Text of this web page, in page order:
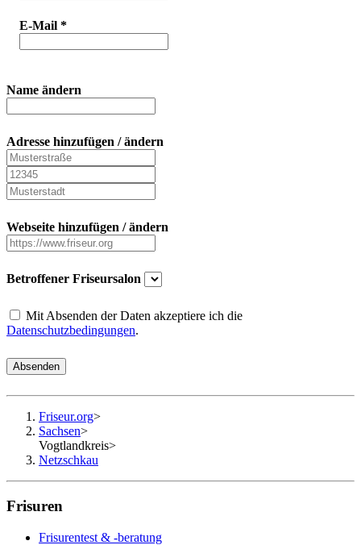
E-Mail *
Name ändern
Adresse hinzufügen / ändern
Webseite hinzufügen / ändern
Betroffener Friseursalon
Mit Absenden der Daten akzeptiere ich die
Datenschutzbedingungen.
Absenden
Friseur.org>
Sachsen>
Vogtlandkreis>
Netzschkau
Frisuren
Frisurentest & -beratung